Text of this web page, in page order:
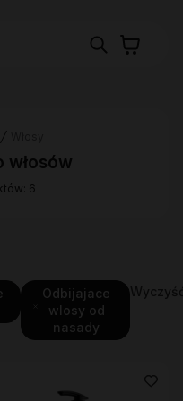
włosów
6
Odbijajace
wlosy od
nasady